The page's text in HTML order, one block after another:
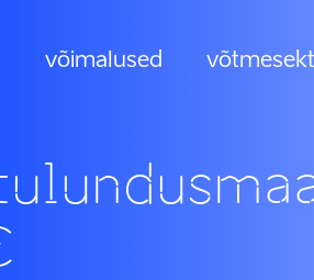
võimalused